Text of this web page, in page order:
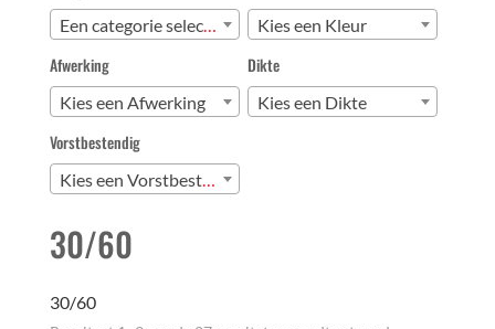
30/60
30/60
Een categorie selecteren Kies een Kleur
Afwerking
Kies een Afwerking
Dikte
Kies een Dikte
Vorstbestendig
Kies een Vorstbestendig